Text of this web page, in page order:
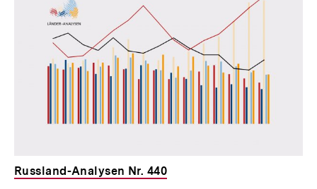
Russland-Analysen Nr. 440